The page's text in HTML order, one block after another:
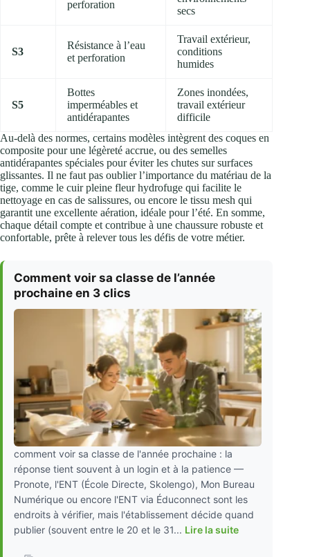
perforation
secs
S3
Résistance à l’eau
et perforation
Travail extérieur,
conditions
humides
S5
Bottes
imperméables et
antidérapantes
Zones inondées,
travail extérieur
difficile
Au-delà des normes, certains modèles intègrent des coques en
composite pour une légèreté accrue, ou des semelles
antidérapantes spéciales pour éviter les chutes sur surfaces
glissantes. Il ne faut pas oublier l’importance du matériau de la
tige, comme le cuir pleine fleur hydrofuge qui facilite le
nettoyage en cas de salissures, ou encore le tissu mesh qui
garantit une excellente aération, idéale pour l’été. En somme,
chaque détail compte et contribue à une chaussure robuste et
confortable, prête à relever tous les défis de votre métier.
Comment voir sa classe de l’année
prochaine en 3 clics
comment voir sa classe de l'année prochaine : la
réponse tient souvent à un login et à la patience —
Pronote, l'ENT (École Directe, Skolengo), Mon Bureau
Numérique ou encore l'ENT via Éduconnect sont les
endroits à vérifier, mais l'établissement décide quand
publier (souvent entre le 20 et le 31... Lire la suite